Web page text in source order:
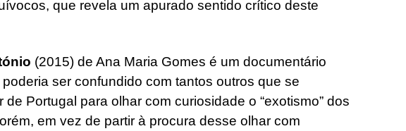
que revela um apurado sentido crítico deste
(2015) de Ana Maria Gomes é um documentário
ser confundido com tantos outros que se
de Portugal para olhar com curiosidade o “exotismo” dos
em vez de partir à procura desse olhar com